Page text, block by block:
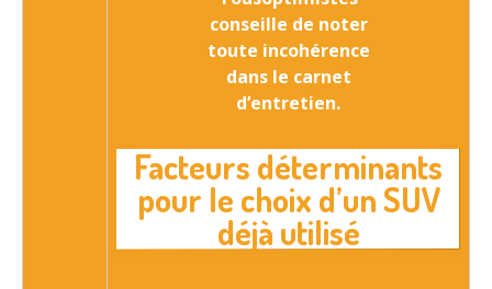
conseille de noter
toute incohérence
dans le carnet
d’entretien.
Facteurs déterminants
pour le choix d’un SUV
déjà utilisé